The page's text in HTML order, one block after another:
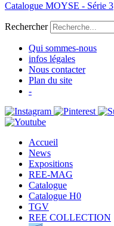
Catalogue MOYSE - Série 3
Rechercher
Qui sommes-nous
infos légales
Nous contacter
Plan du site
-
Accueil
News
Expositions
REE-MAG
Catalogue
Catalogue H0
TGV
REE COLLECTION